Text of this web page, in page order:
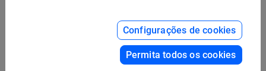
Modelo Grátis de Design
de Folheto Publicitário
Configurações de cookies
Permita todos os cookies